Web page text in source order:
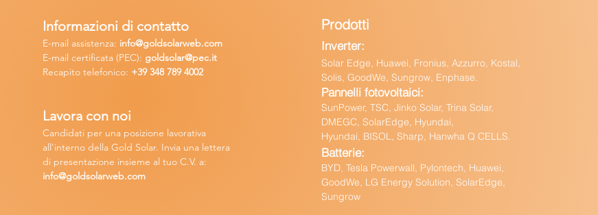
Lavora con noi
Candidati per una posizione lavorativa
all'interno della Gold Solar. Invia una lettera
di presentazione insieme al tuo C.V. a:
info@goldsolarweb.com
Informazioni di contatto
E-mail assistenza: info@goldsolarweb.com
E-mail certificata (PEC): goldsolar@pec.it
Recapito telefonico: +39 348789 4002
Prodotti
Inverter:
Solar Edge, Huawei, Fronius, Azzurro, Kostal,
Solis, GoodWe, Sungrow, Enphase.
Pannelli fotovoltaici:
SunPower, TSC, Jinko Solar, Trina Solar,
DMEGC, SolarEdge, Hyundai,
Hyundai, BISOL, Sharp, Hanwha Q CELLS.
Batterie:
BYD, Tesla Powerwall, Pylontech, Huawei,
GoodWe, LG Energy Solution, SolarEdge,
Sungrow